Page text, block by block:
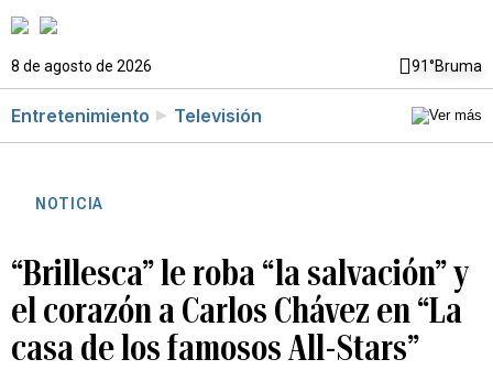
8 de agosto de 2026 91°Bruma
Entretenimiento Televisión
NOTICIA
“Brillesca” le roba “la salvación” y
el corazón a Carlos Chávez en “La
casa de los famosos All-Stars”